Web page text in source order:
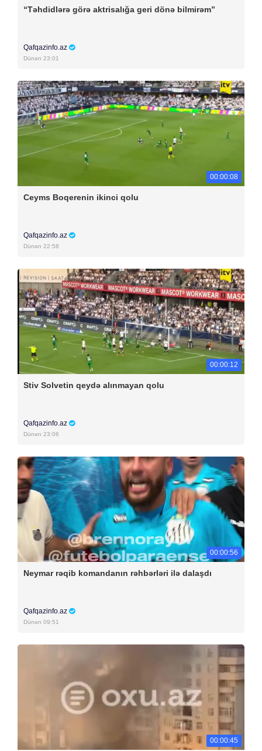
“Təhdidlərə görə aktrisalığa geri dönə bilmirəm”
Qafqazinfo.az
Dünən 23:01
00:00:08
Ceyms Boqerenin ikinci qolu
Qafqazinfo.az
Dünən 22:58
00:00:12
Stiv Solvetin qeydə alınmayan qolu
Qafqazinfo.az
Dünən 23:06
00:00:56
Neymar rəqib komandanın rəhbərləri ilə dalaşdı
Qafqazinfo.az
Dünən 09:51
00:00:45